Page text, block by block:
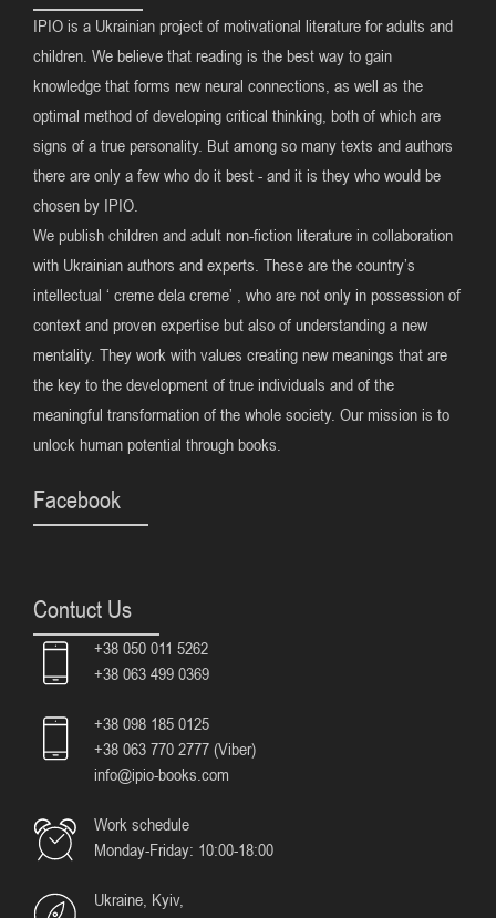
IPIO is a Ukrainian project of motivational literature for adults and
children. We believe that reading is the best way to gain
knowledge that forms new neural connections, as well as the
optimal method of developing critical thinking, both of which are
signs of a true personality. But among so many texts and authors
there are only a few who do it best - and it is they who would be
chosen by IPIO.
We publish children and adult non-fiction literature in collaboration
with Ukrainian authors and experts. These are the country’s
intellectual ‘ creme dela creme’ , who are not only in possession of
context and proven expertise but also of understanding a new
mentality. They work with values creating new meanings that are
the key to the development of true individuals and of the
meaningful transformation of the whole society. Our mission is to
unlock human potential through books.
Facebook
Contuct Us
+38 050 011 5262
+38 063 499 0369
+38 098 185 0125
+38 063 770 2777 (Viber)
info@ipio-books.com
Work schedule
Monday-Friday: 10:00-18:00
Ukraine, Kyiv,